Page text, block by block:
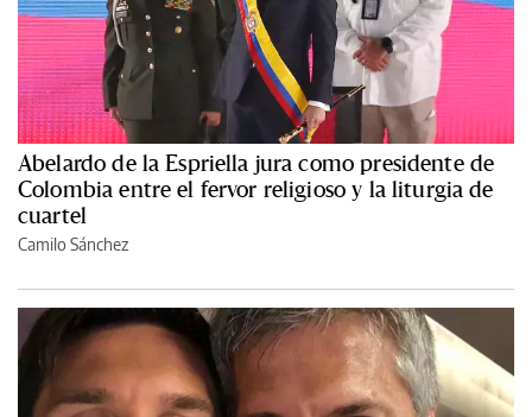
Abelardo de la Espriella jura como presidente de
Colombia entre el fervor religioso y la liturgia de
cuartel
Camilo Sánchez